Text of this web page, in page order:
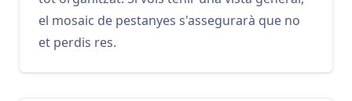
el mosaic de pestanyes s'assegurarà que no
et perdis res.